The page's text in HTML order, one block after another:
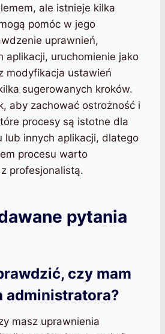
ale istnieje kilka
pomóc w jego
uprawnień,
aplikacji, uruchomienie jako
modyfikacja ustawień
sugerowanych kroków.
aby zachować ostrożność i
procesy są istotne dla
lub innych aplikacji, dlatego
procesu warto
profesjonalistą.
pytania
czy mam
administratora?
masz uprawnienia